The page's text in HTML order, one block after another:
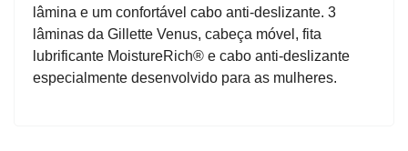
lâmina e um confortável cabo anti-deslizante. 3
lâminas da Gillette Venus, cabeça móvel, fita
lubrificante MoistureRich® e cabo anti-deslizante
especialmente desenvolvido para as mulheres.